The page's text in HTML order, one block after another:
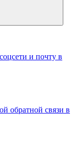
и почту в
обратной связи в